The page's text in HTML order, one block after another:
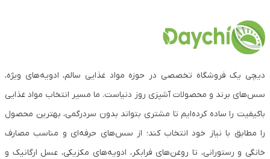
دیچی یک فروشگاه تخصصی در حوزه مواد غذایی سالم، ادویه‌های ویژه،
سس‌های برند و محصولات آشپزی روز دنیاست. ما مسیر انتخاب مواد غذایی
باکیفیت را ساده کرده‌ایم تا مشتری بتواند بدون سردرگمی، بهترین محصول
را مطابق با نیاز خود انتخاب کند؛ از سس‌های حرفه‌ای و مناسب مصارف
خانگی و رستورانی، تا روغن‌های فرابکر، ادویه‌های مکزیکی، عسل ارگانیک و